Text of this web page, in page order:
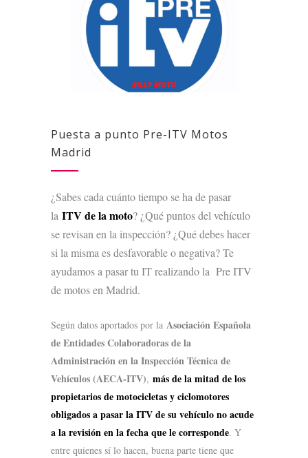
Puesta a punto Pre-ITV Motos
Madrid
¿Sabes cada cuánto tiempo se ha de pasar
la ITV de la moto? ¿Qué puntos del vehículo
se revisan en la inspección? ¿Qué debes hacer
si la misma es desfavorable o negativa? Te
ayudamos a pasar tu IT realizando la Pre ITV
de motos en Madrid.
Según datos aportados por la Asociación Española
de Entidades Colaboradoras de la
Administración en la Inspección Técnica de
Vehículos (AECA-ITV), más de la mitad de los
propietarios de motocicletas y ciclomotores
obligados a pasar la ITV de su vehículo no acude
a la revisión en la fecha que le corresponde. Y
entre quienes sí lo hacen, buena parte tiene que